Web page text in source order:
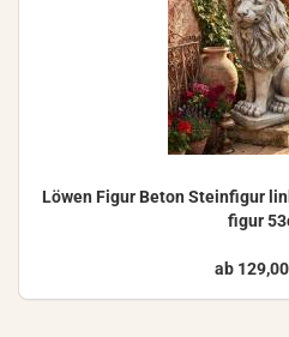
Löwen Figur Beton Stein­fi­gur
fi­gur
ab 129,00